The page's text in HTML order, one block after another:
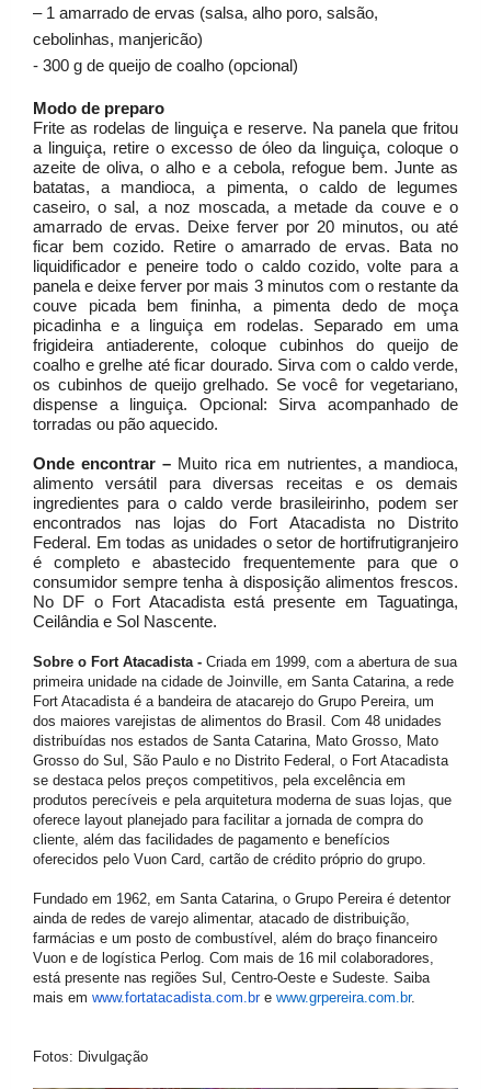
– 1 amarrado de ervas (salsa, alho poro, salsão,
cebolinhas, manjericão)
- 300 g de queijo de coalho (opcional)
Modo de preparo
Frite as rodelas de linguiça e reserve. Na panela que fritou
a linguiça, retire o excesso de óleo da linguiça, coloque o
azeite de oliva, o alho e a cebola, refogue bem. Junte as
batatas, a mandioca, a pimenta, o caldo de legumes
caseiro, o sal, a noz moscada, a metade da couve e o
amarrado de ervas. Deixe ferver por 20 minutos, ou até
ficar bem cozido. Retire o amarrado de ervas. Bata no
liquidificador e peneire todo o caldo cozido, volte para a
panela e deixe ferver por mais 3 minutos com o restante da
couve picada bem fininha, a pimenta dedo de moça
picadinha e a linguiça em rodelas. Separado em uma
frigideira antiaderente, coloque cubinhos do queijo de
coalho e grelhe até ficar dourado. Sirva com o caldo verde,
os cubinhos de queijo grelhado. Se você for vegetariano,
dispense a linguiça. Opcional: Sirva acompanhado de
torradas ou pão aquecido.
Onde encontrar – Muito rica em nutrientes, a mandioca,
alimento versátil para diversas receitas e os demais
ingredientes para o caldo verde brasileirinho, podem ser
encontrados nas lojas do Fort Atacadista no Distrito
Federal. Em todas as unidades o setor de hortifrutigranjeiro
é completo e abastecido frequentemente para que o
consumidor sempre tenha à disposição alimentos frescos.
No DF o Fort Atacadista está presente em Taguatinga,
Ceilândia e Sol Nascente.
Sobre o Fort Atacadista - Criada em 1999, com a abertura de sua
primeira unidade na cidade de Joinville, em Santa Catarina, a rede
Fort Atacadista é a bandeira de atacarejo do Grupo Pereira, um
dos maiores varejistas de alimentos do Brasil. Com 48 unidades
distribuídas nos estados de Santa Catarina, Mato Grosso, Mato
Grosso do Sul, São Paulo e no Distrito Federal, o Fort Atacadista
se destaca pelos preços competitivos, pela excelência em
produtos perecíveis e pela arquitetura moderna de suas lojas, que
oferece layout planejado para facilitar a jornada de compra do
cliente, além das facilidades de pagamento e benefícios
oferecidos pelo Vuon Card, cartão de crédito próprio do grupo.
Fundado em 1962, em Santa Catarina, o Grupo Pereira é detentor
ainda de redes de varejo alimentar, atacado de distribuição,
farmácias e um posto de combustível, além do braço financeiro
Vuon e de logística Perlog. Com mais de 16 mil colaboradores,
está presente nas regiões Sul, Centro-Oeste e Sudeste. Saiba
mais em www.fortatacadista.com.bre www.grpereira.com.br.
Fotos: Divulgação